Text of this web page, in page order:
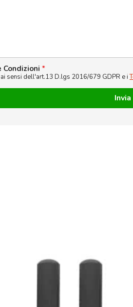
Condizioni *
ai sensi dell'art.13 D.lgs 2016/679 GDPR e i